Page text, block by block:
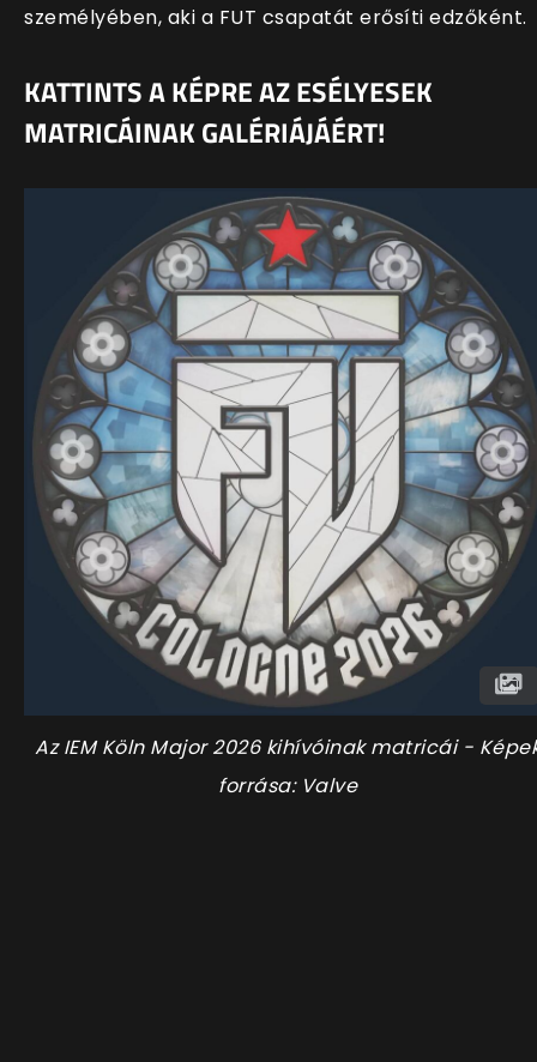
személyében, aki a FUT csapatát erősíti edzőként.
KATTINTS A KÉPRE AZ ESÉLYESEK
MATRICÁINAK GALÉRIÁJÁÉRT!
Az IEM Köln Major 2026 kihívóinak matricái -
forrása: Valve